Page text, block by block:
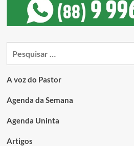
A voz do Pastor
Agenda da Semana
Agenda Uninta
Artigos